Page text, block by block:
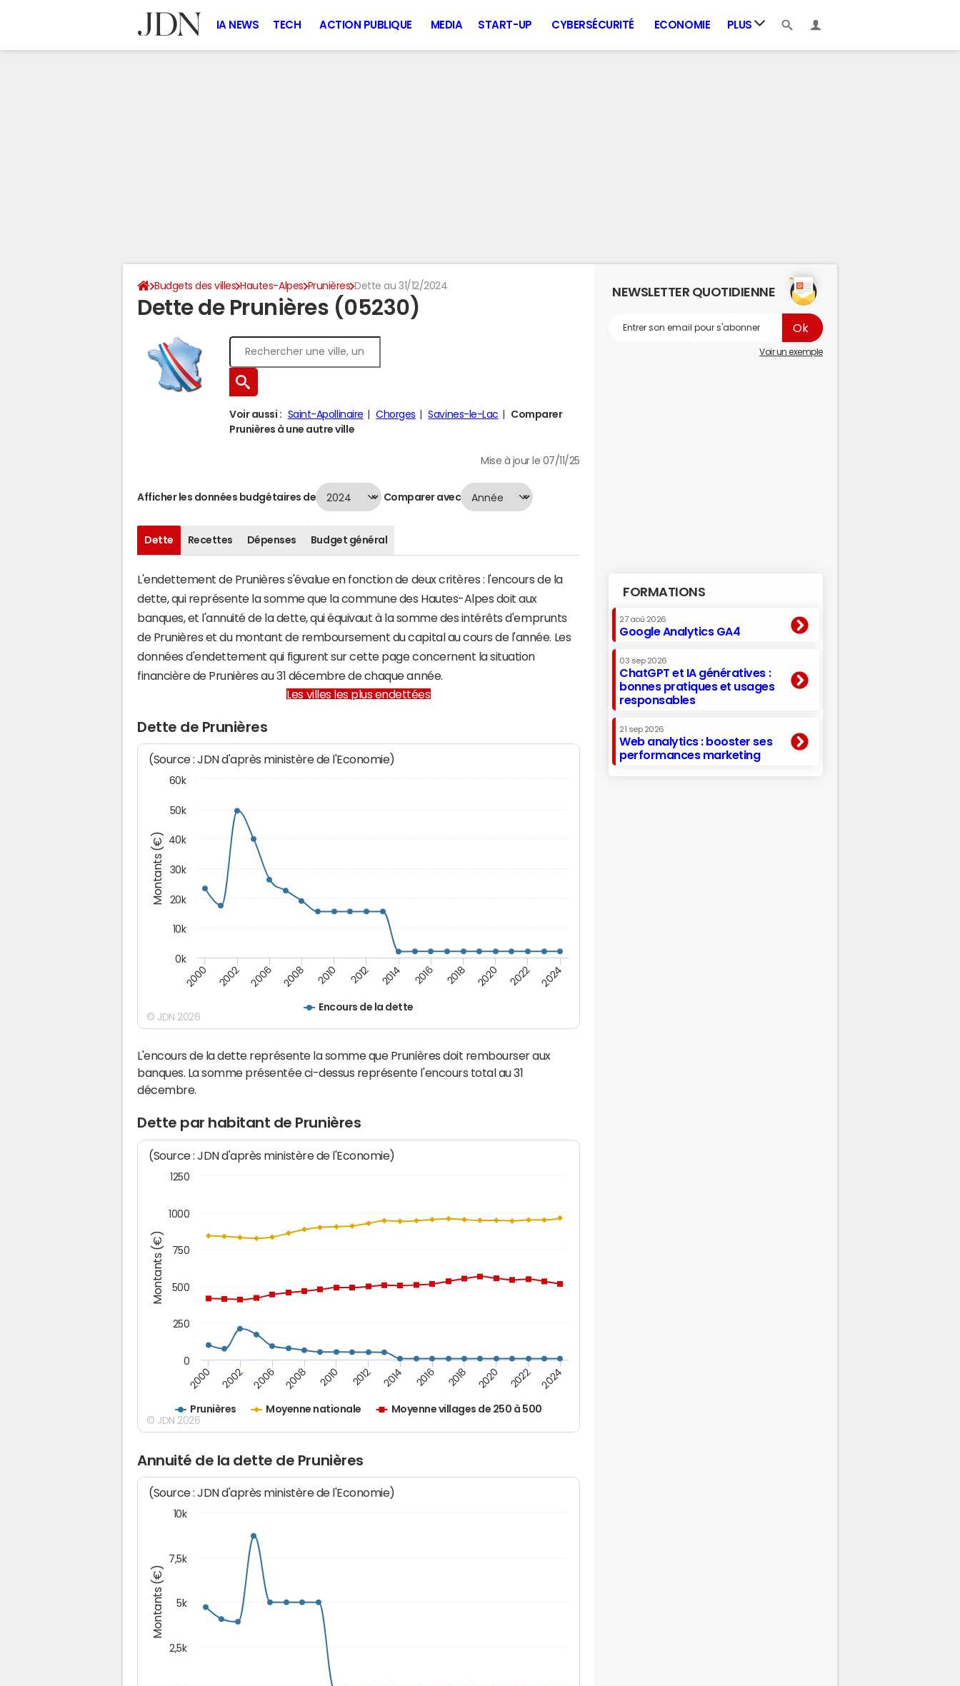
IA NEWS TECH ACTION PUBLIQUE MEDIA START-UP CYBERSÉCURITÉ ECONOMIE PLUS
Budgets des villes Hautes-Alpes Prunières Dette au 31/12/2024
Dette de Prunières (05230)
Voir aussi : Saint-Apollinaire Chorges Savines-le-Lac
Comparer
Prunières à une autre ville
Mise à jour le 07/11/25
Afficher les données budgétaires de Comparer avec
Dette Recettes Dépenses Budget général
L'endettement de Prunières s'évalue en fonction de deux critères : l'encours de la
dette, qui représente la somme que la commune des Hautes-Alpes doit aux
banques, et l'annuité de la dette, qui équivaut à la somme des intérêts d'emprunts
de Prunières et du montant de remboursement du capital au cours de l'année. Les
données d'endettement qui figurent sur cette page concernent la situation
financière de Prunières au 31 décembre de chaque année.
Les villes les plus endettées
Dette de Prunières
Montants (€)
(Source : JDN d'après ministère de l'Economie)
Encours de la dette
2000 2002 2006 2008 2010 2012 2014 2016 2018 2020 2022 2024
0k
10k
20k
30k
40k
50k
60k
© JDN 2026
L'encours de la dette représente la somme que Prunières doit rembourser aux
banques. La somme présentée ci-dessus représente l'encours total au 31
décembre.
Dette par habitant de Prunières
Montants (€)
(Source : JDN d'après ministère de l'Economie)
Prunières Moyenne nationale Moyenne villages de 250 à 500
2000 2002 2006 2008 2010 2012 2014 2016 2018 2020 2022 2024
0
250
500
750
1000
1250
© JDN 2026
Annuité de la dette de Prunières
Montants (€)
(Source : JDN d'après ministère de l'Economie)
2,5k
5k
7,5k
10k
NEWSLETTER QUOTIDIENNE
Voir un exemple
FORMATIONS
27 aoû 2026
Google Analytics GA4
03 sep 2026
ChatGPT et IA génératives :
bonnes pratiques et usages
responsables
21 sep 2026
Web analytics : booster ses
performances marketing